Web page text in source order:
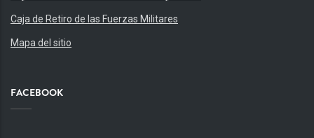
Caja de Retiro de las Fuerzas Militares
Mapa del sitio
FACEBOOK